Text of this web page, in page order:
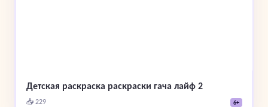
Детская раскраска раскраски гача лайф 2
📥 229 6+